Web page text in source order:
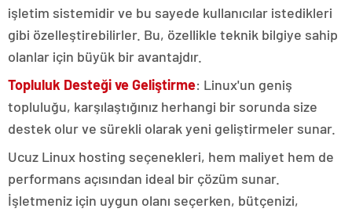
işletim sistemidir ve bu sayede kullanıcılar istedikleri
gibi özelleştirebilirler. Bu, özellikle teknik bilgiye sahip
olanlar için büyük bir avantajdır.
Topluluk Desteği ve Geliştirme: Linux'un geniş
topluluğu, karşılaştığınız herhangi bir sorunda size
destek olur ve sürekli olarak yeni geliştirmeler sunar.
Ucuz Linux hosting seçenekleri, hem maliyet hem de
performans açısından ideal bir çözüm sunar.
İşletmeniz için uygun olanı seçerken, bütçenizi,